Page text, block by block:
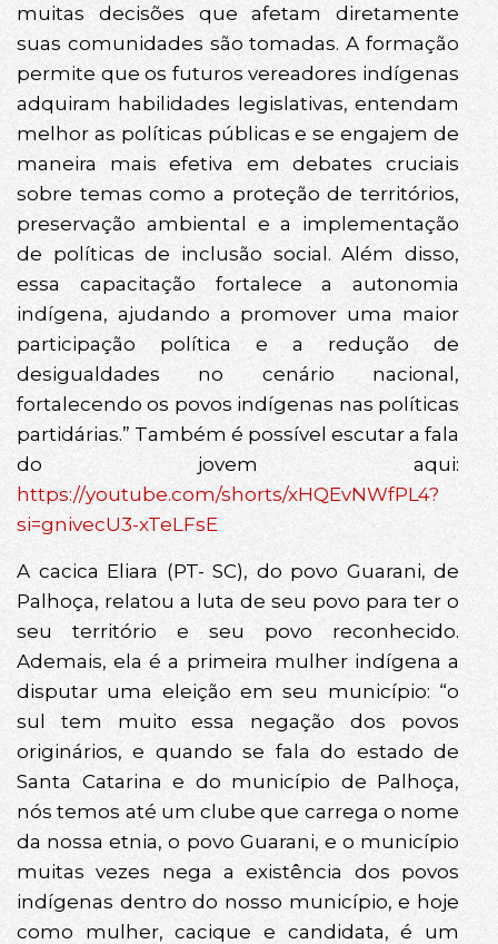
muitas decisões que afetam diretamente
suas comunidades são tomadas. A formação
permite que os futuros vereadores indígenas
adquiram habilidades legislativas, entendam
melhor as políticas públicas e se engajem de
maneira mais efetiva em debates cruciais
sobre temas como a proteção de territórios,
preservação ambiental e a implementação
de políticas de inclusão social. Além disso,
essa capacitação fortalece a autonomia
indígena, ajudando a promover uma maior
participação política e a redução de
desigualdades no cenário nacional,
fortalecendo os povos indígenas nas políticas
partidárias.” Também é possível escutar a fala
do jovem aqui:
https://youtube.com/shorts/xHQEvNWfPL4?
si=gnivecU3-xTeLFsE
A cacica Eliara (PT- SC), do povo Guarani, de
Palhoça, relatou a luta de seu povo para ter o
seu território e seu povo reconhecido.
Ademais, ela é a primeira mulher indígena a
disputar uma eleição em seu município: “o
sul tem muito essa negação dos povos
originários, e quando se fala do estado de
Santa Catarina e do município de Palhoça,
nós temos até um clube que carrega o nome
da nossa etnia, o povo Guarani, e o município
muitas vezes nega a existência dos povos
indígenas dentro do nosso município, e hoje
como mulher, cacique e candidata, é um